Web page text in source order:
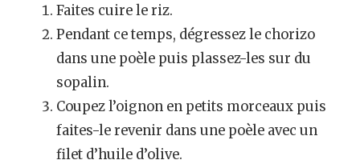
Faites cuire le riz.
Pendant ce temps, dégressez le chorizo
dans une poèle puis plassez-les sur du
sopalin.
Coupez l’oignon en petits morceaux puis
faites-le revenir dans une poèle avec un
filet d’huile d’olive.